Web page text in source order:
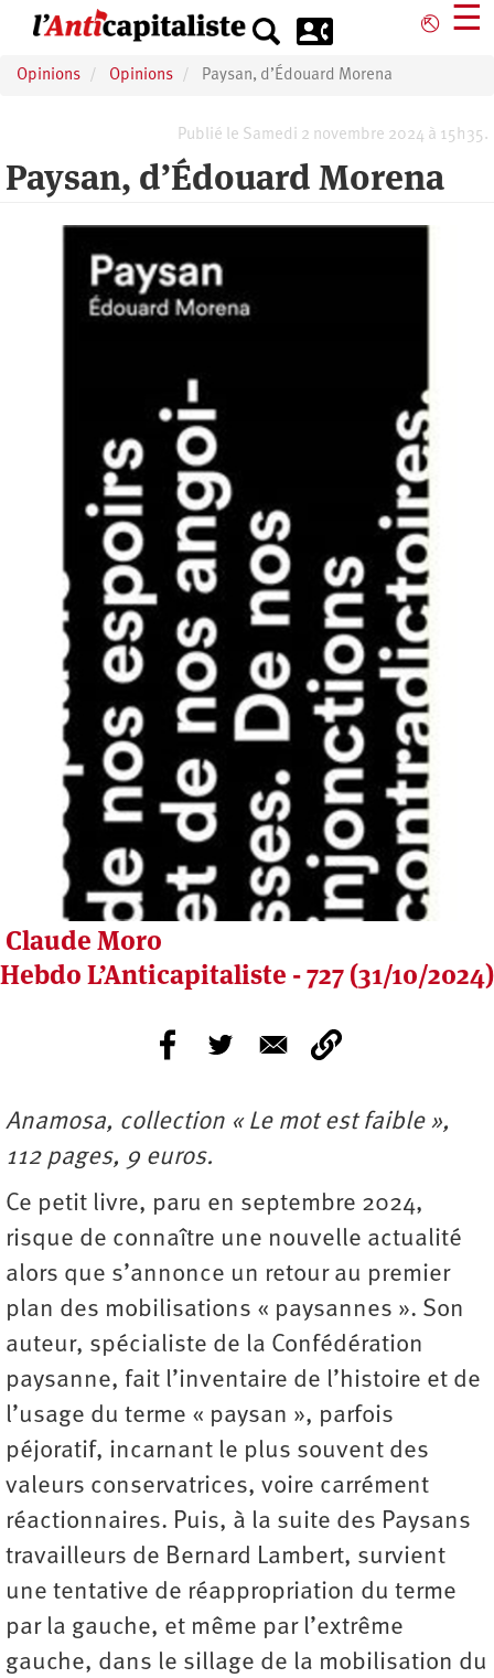
principal
⎋ ☰
Opinions Opinions Paysan, d’Édouard Morena
Publié le Samedi 2 novembre 2024 à 15h35.
Paysan, d’Édouard Morena
Claude Moro
Hebdo L’Anticapitaliste - 727 (31/10/2024)
Anamosa, collection « Le mot est faible »,
112 pages, 9 euros.
Ce petit livre, paru en septembre 2024,
risque de connaître une nouvelle actualité
alors que s’annonce un retour au premier
plan des mobilisations « paysannes ». Son
auteur, spécialiste de la Confédération
paysanne, fait l’inventaire de l’histoire et de
l’usage du terme « paysan », parfois
péjoratif, incarnant le plus souvent des
valeurs conservatrices, voire carrément
réactionnaires. Puis, à la suite des Paysans
travailleurs de Bernard Lambert, survient
une tentative de réappropriation du terme
par la gauche, et même par l’extrême
gauche, dans le sillage de la mobilisation du